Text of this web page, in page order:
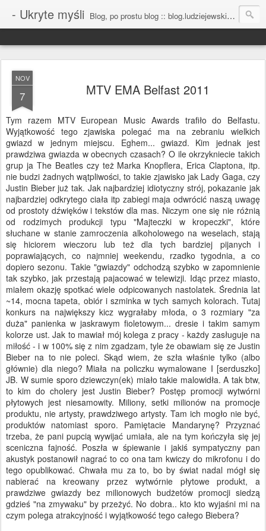
- Ukryte myśli Blog, po prostu blog :: blog.ludziejewski.com
NOV
7 MTV EMA Belfast 2011
Tym razem MTV European Music Awards trafiło do Belfastu.
Wyjątkowość tego zjawiska polegać ma na zebraniu wielkich
gwiazd w jednym miejscu. Eghem... gwiazd. Kim jednak jest
prawdziwa gwiazda w obecnych czasach? O ile okrzykniecie takich
grup ja The Beatles czy też Marka Knopflera, Erica Claptona, itp.
nie budzi żadnych wątpliwości, to takie zjawisko jak Lady Gaga, czy
Justin Bieber już tak. Jak najbardziej idiotyczny strój, pokazanie jak
najbardziej odkrytego ciała itp zabiegi maja odwrócić naszą uwagę
od prostoty dźwięków i tekstów dla mas. Niczym one się nie różnią
od rodzimych produkcji typu "Majteczki w kropeczki", które
słuchane w stanie zamroczenia alkoholowego na weselach, stają
się hiciorem wieczoru lub też dla tych bardziej pijanych i
poprawiających, co najmniej weekendu, rzadko tygodnia, a co
dopiero sezonu. Takie "gwiazdy" odchodzą szybko w zapomnienie
tak szybko, jak przestają pajacować w telewizji. Idąc przez miasto,
miałem okazję spotkać wiele odpicowanych nastolatek. Średnia lat
~14, mocna tapeta, obiór i szminka w tych samych kolorach. Tutaj
konkurs na największy kicz wygrałaby młoda, o 3 rozmiary "za
duża" panienka w jaskrawym fioletowym... dresie i takim samym
kolorze ust. Jak to mawiał mój kolega z pracy - każdy zasługuje na
miłość - i w 100% się z nim zgadzam, tyle że obawiam się ze Justin
Bieber na to nie poleci. Skąd wiem, że szła właśnie tylko (albo
głównie) dla niego? Miała na policzku wymalowane I [serduszko]
JB. W sumie sporo dziewczyn(ek) miało takie malowidła. A tak btw,
to kim do cholery jest Justin Bieber? Postęp promocji wytwórni
płytowych jest niesamowity. Miliony, setki milionów na promocje
produktu, nie artysty, prawdziwego artysty. Tam ich mogło nie być,
produktów natomiast sporo. Pamiętacie Mandarynę? Przyznać
trzeba, że pani pupcią wywijać umiała, ale na tym kończyła się jej
sceniczna fajność. Poszła w śpiewanie i jakiś sympatyczny pan
akustyk postanowił nagrać to co ona tam kwiczy do mikrofonu i do
tego opublikować. Chwała mu za to, bo by świat nadal mógł się
nabierać na kreowany przez wytwórnie płytowe produkt, a
prawdziwe gwiazdy bez milionowych budżetów promocji siedzą
gdzieś "na zmywaku" by przeżyć. No dobra.. kto kto wyjaśni mi na
czym polega atrakcyjność i wyjątkowość tego całego Biebera?